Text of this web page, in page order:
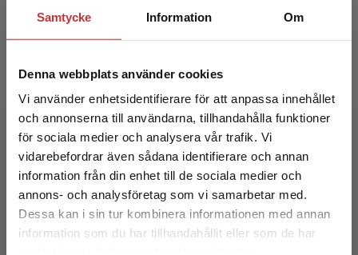
Samtycke Information Om
Denna webbplats använder cookies
Vi använder enhetsidentifierare för att anpassa innehållet
och annonserna till användarna, tillhandahålla funktioner
för sociala medier och analysera vår trafik. Vi
vidarebefordrar även sådana identifierare och annan
information från din enhet till de sociala medier och
annons- och analysföretag som vi samarbetar med.
Dessa kan i sin tur kombinera informationen med annan
information som du har tillhandahållit eller som de har
Begränsad fraktregion
Det verkar som att du besöker
Psykologisk utredning och utlåtandeskrivning
Eriksson, Å - Maurex, L
199 krinkl. moms
Exkl. moms: 188 kr